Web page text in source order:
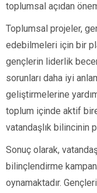
toplumsal açıdan
Toplumsal projeler,
edebilmeleri için bir
gençlerin liderlik
sorunları daha iyi
geliştirmelerine
toplum içinde aktif
vatandaşlık bilincinin
Sonuç olarak,
bilinçlendirme
oynamaktadır.